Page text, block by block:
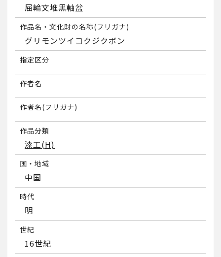
屈輪文堆黒軸盆
作品名・文化財の名称(フリガナ)
グリモンツイコクジクボン
指定区分
作者名
作者名(フリガナ)
作品分類
漆工(H)
国・地域
中国
時代
明
世紀
16世紀